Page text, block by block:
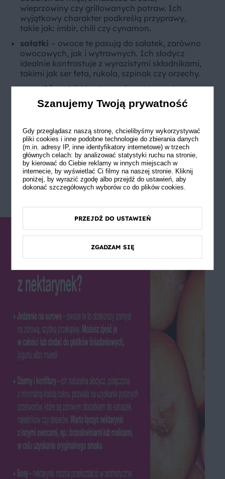
wieprzowiny czy grillowanych potraw. Ich
wyjątkowy charakter podkreślą przyprawy,
takie jak: imbir, chili czy cynamon.
sałatki – owoce te pasują do sałatek, zarówno
owocowych, jak i wytrawnych. Ich słodycz
idealnie kontrastuje z wyrazistymi składnikami,
takimi jak ser feta, rukola, szpinak czy orzechy.
smoothie– dzięki połączeniu nektarynek z
jogurtem, mlekiem roślinnym, innymi owocami,
takimi jak: banany, truskawki czy brzoskwinie
zdrowy, pożywny koktajl. Miąższ nektarynek
sprawia, że napój jest gładki i kremowy.
przetwory– oprócz dżemów i konfitur z
nektarynek możemy robić inne przetwory, m.in.:
kompoty, nektary czy owoce w syropie. Owoce
możemy również zamrozić – pokrojone na
kawałki, znakomicie nadają się do deserów i
Szanujemy Twoją prywatność
Gdy przeglądasz naszą stronę, chcielibyśmy wykorzystywać
pliki cookies i inne podobne technologie do zbierania danych
(m.in. adresy IP, inne identyfikatory internetowe) w trzech
głównych celach: by analizować statystyki ruchu na stronie,
by kierować do Ciebie reklamy w innych miejscach w
internecie, by wyświetlać Ci filmy na naszej stronie. Kliknij
poniżej, by wyrazić zgodę albo przejdź do ustawień, aby
dokonać szczegółowych wyborów co do plików cookies.
PRZEJDŹ DO USTAWIEŃ
ZGADZAM SIĘ